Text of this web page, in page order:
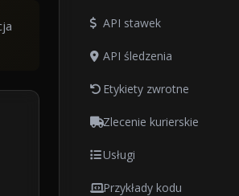
API stawek
API śledzenia
Etykiety zwrotne
Zlecenie kurierskie
Usługi
Przykłady kodu